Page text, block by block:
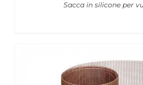
Sacca in silicone per